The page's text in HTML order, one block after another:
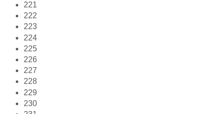
221
222
223
224
225
226
227
228
229
230